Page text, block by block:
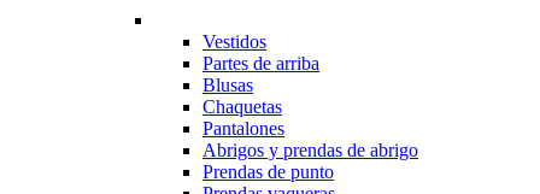
Vestidos
Partes de arriba
Blusas
Chaquetas
Pantalones
Abrigos y prendas de abrigo
Prendas de punto